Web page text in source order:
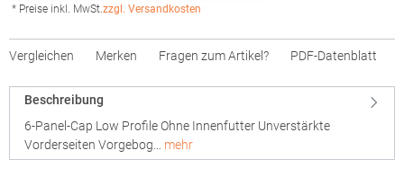
* Preise inkl. MwSt.zzgl. Versandkosten
Vergleichen Merken Fragen zum Artikel? PDF-Datenblatt
Beschreibung
6-Panel-Cap Low Profile Ohne Innenfutter Unverstärkte
Vorderseiten Vorgebog… mehr